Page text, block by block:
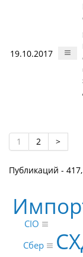
19.10.2017
1 2 >
Публикаций -
CIO
Сбер